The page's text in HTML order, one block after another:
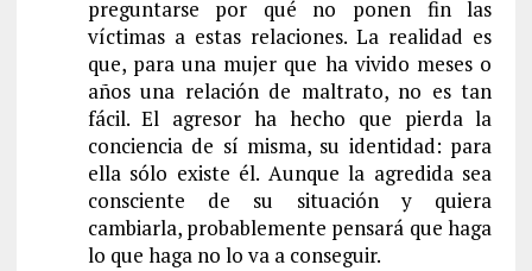
preguntarse por qué no ponen fin las
víctimas a estas relaciones. La realidad es
que, para una mujer que ha vivido meses o
años una relación de maltrato, no es tan
fácil. El agresor ha hecho que pierda la
conciencia de sí misma, su identidad: para
ella sólo existe él. Aunque la agredida sea
consciente de su situación y quiera
cambiarla, probablemente pensará que haga
lo que haga no lo va a conseguir.